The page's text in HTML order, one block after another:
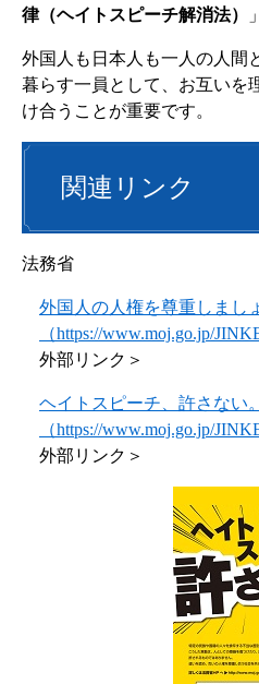
律（ヘイトスピーチ解消法）
外国人も日本人も一人の人間
暮らす一員として、お互いを
け合うことが重要です。
関連リンク
法務省
外国人の人権を尊重しまし
（https://www.moj.go.jp/
外部リンク＞
ヘイトスピーチ、許さない。
（https://www.moj.go.jp/
外部リンク＞